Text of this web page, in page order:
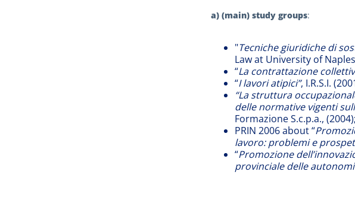
a) (main) study groups:
"Tecniche giuridiche di
Law at University of
“La contrattazione
“I lavori atipici”, I.R.S.I.
“La struttura
delle normative vigenti
Formazione S.c.p.a., (2004);
PRIN 2006 about “
lavoro: problemi e
“Promozione
provinciale delle